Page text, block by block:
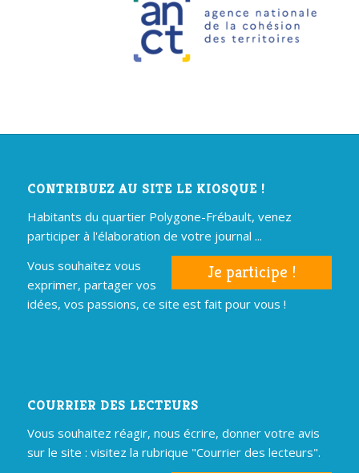
CONTRIBUEZ AU SITE LE KIOSQUE !
Habitants du quartier Polygone-Frébault, venez
participer à l'élaboration de votre journal ...
Je participe !
Vous souhaitez vous
exprimer, partager vos
idées, vos passions, ce site est fait pour vous !
COURRIER DES LECTEURS
Vous souhaitez réagir, nous écrire, donner votre avis
sur le site : visitez la rubrique "Courrier des lecteurs".